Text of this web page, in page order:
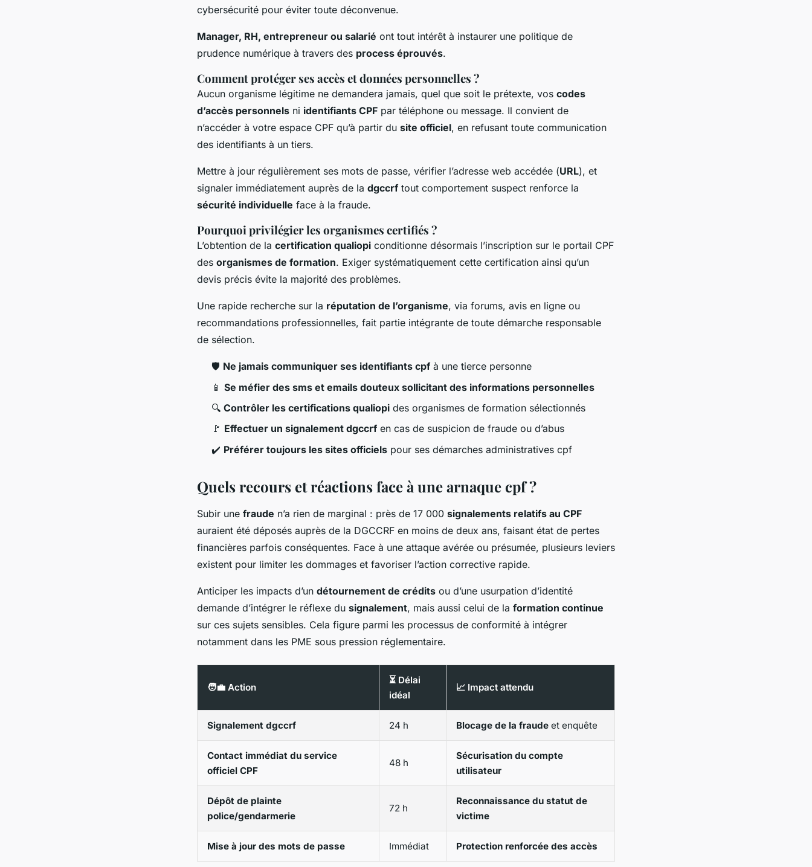
cybersécurité pour éviter toute déconvenue.
Manager, RH, entrepreneur ou salarié ont tout intérêt à instaurer une politique de
prudence numérique à travers des process éprouvés.
Comment protéger ses accès et données personnelles ?
Aucun organisme légitime ne demandera jamais, quel que soit le prétexte, vos codes
d’accès personnels ni identifiants CPF par téléphone ou message. Il convient de
n’accéder à votre espace CPF qu’à partir du site officiel, en refusant toute communication
des identifiants à un tiers.
Mettre à jour régulièrement ses mots de passe, vérifier l’adresse web accédée (URL), et
signaler immédiatement auprès de la dgccrftout comportement suspect renforce la
sécurité individuelle face à la fraude.
Pourquoi privilégier les organismes certifiés ?
L’obtention de la certification qualiopi conditionne désormais l’inscription sur le portail CPF
des organismes de formation. Exiger systématiquement cette certification ainsi qu’un
devis précis évite la majorité des problèmes.
Une rapide recherche sur la réputation de l’organisme, via forums, avis en ligne ou
recommandations professionnelles, fait partie intégrante de toute démarche responsable
de sélection.
🛡️ Ne jamais communiquer ses identifiants cpfà une tierce personne
📱 Se méfier des sms et emails douteux sollicitant des informations personnelles
🔍 Contrôler les certifications qualiopi des organismes de formation sélectionnés
🚩 Effectuer un signalement dgccrfen cas de suspicion de fraude ou d’abus
✔️ Préférer toujours les sites officiels pour ses démarches administratives cpf
Quels recours et réactions face à une arnaque cpf ?
Subir une fraude n’a rien de marginal : près de 17 000 signalements relatifs au CPF
auraient été déposés auprès de la DGCCRF en moins de deux ans, faisant état de pertes
financières parfois conséquentes. Face à une attaque avérée ou présumée, plusieurs leviers
existent pour limiter les dommages et favoriser l’action corrective rapide.
Anticiper les impacts d’un détournement de crédits ou d’une usurpation d’identité
demande d’intégrer le réflexe du signalement, mais aussi celui de la formation continue
sur ces sujets sensibles. Cela figure parmi les processus de conformité à intégrer
notamment dans les PME sous pression réglementaire.
🧑‍💼 Action
⏳ Délai
idéal
📈 Impact attendu
Signalement dgccrf 24 h Blocage de la fraude et enquête
Contact immédiat du service
officiel CPF
48 h
Sécurisation du compte
utilisateur
Dépôt de plainte
police/gendarmerie
72 h
Reconnaissance du statut de
victime
Mise à jour des mots de passe Immédiat Protection renforcée des accès